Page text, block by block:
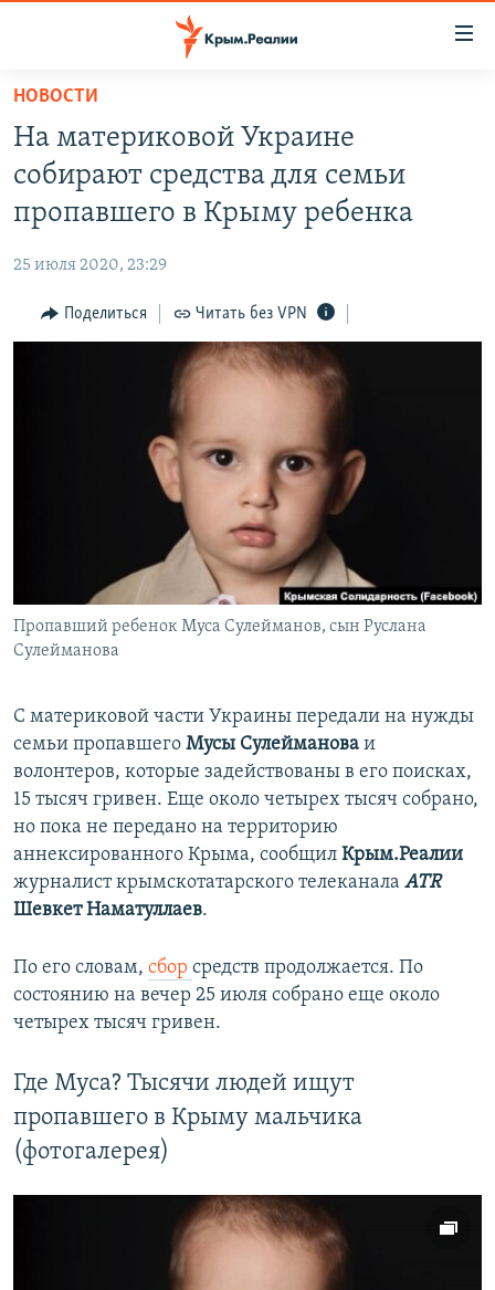
Вернуться
основному
содержанию
Вернутся
главной
Вернутся
СПЕЦПРОЕКТЫ
11 ЛЕТ ОККУПАЦИИ КРЫМА. 11 ИСТОРИЙ СОПРОТИВЛЕНИЯ
ЕЩЕ
ИНТЕРАКТИВ
ТЕЛЕПРОЕКТ КРЫМ.РЕАЛИИ
СОВЕТЫ ПРАВОЗАЩИТНИКОВ
ПРОПАВШИЕ БЕЗ ВЕСТИ
ПОБЕДИТЕЛЕЙ НЕ СУДЯТ?
КРЫМ.НЕПОКОРЕННЫЙ
УКРАИНСКАЯ ПРОБЛЕМА КРЫМА
РАДІО СВОБОДА
КАК ОБОЙТИ БЛОКИРОВКУ
НОВОСТИ
На материковой Украине
собирают средства для семьи
пропавшего в Крыму ребенка
25 июля 2020, 23:29
Поделиться Читать без VPN
Пропавший ребенок Муса Сулейманов, сын Руслана
Сулейманова
С материковой части Украины передали на нужды
семьи пропавшего Мусы Сулейманова и
волонтеров, которые задействованы в его поисках,
15 тысяч гривен. Еще около четырех тысяч собрано,
но пока не передано на территорию
аннексированного Крыма, сообщил Крым.Реалии
журналист крымскотатарского телеканала ATR
Шевкет Наматуллаев.
По его словам, сбор средств продолжается. По
состоянию на вечер 25 июля собрано еще около
четырех тысяч гривен.
Где Муса? Тысячи людей ищут
пропавшего в Крыму мальчика
(фотогалерея)